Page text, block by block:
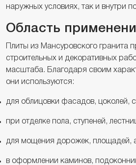
наружных условиях, так и внутри
Область
Плиты из Мансуровского гранита
строительных и декоративных
масштаба. Благодаря своим
они используются:
для облицовки фасадов, цоколей,
при отделке пола, ступеней,
для мощения дорожек, площадей,
в оформлении каминов,